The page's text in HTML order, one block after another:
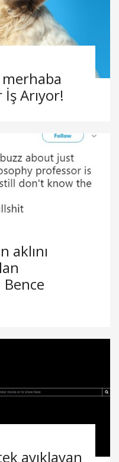
merhaba
Arıyor!
ayıklayan